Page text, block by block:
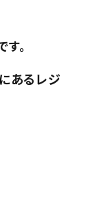
。
あるレジ